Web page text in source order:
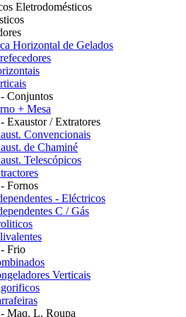
Eletrodomésticos
Horizontal de Gelados
Conjuntos
+ Mesa
Exaustor / Extratores
Convencionais
de Chaminé
Telescópicos
Fornos
- Eléctricos
C / Gás
Frio
Verticais
Maq. L. Roupa